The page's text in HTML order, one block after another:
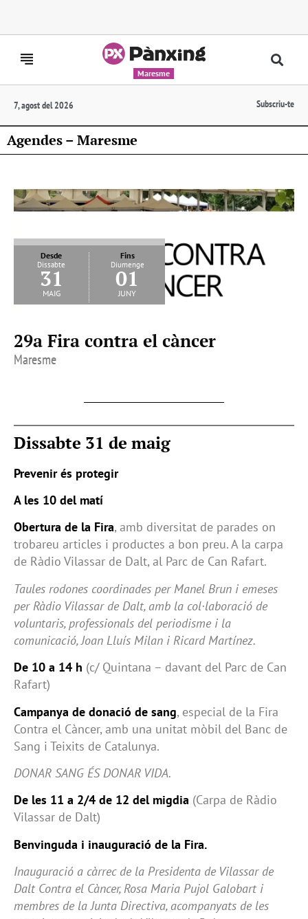
Maresme
7, agost del 2026 Subscriu-te
Agendes – Maresme
Desde
Dissabte
31
maig
Fins
Diumenge
01
juny
29a Fira contra el càncer
Maresme
Dissabte 31 de maig
Prevenir és protegir
A les 10 del matí
Obertura de la Fira, amb diversitat de parades on
trobareu articles i productes a bon preu. A la carpa
de Ràdio Vilassar de Dalt, al Parc de Can Rafart.
Taules rodones coordinades per Manel Brun i emeses
per Ràdio Vilassar de Dalt, amb la col·laboració de
voluntaris, professionals del periodisme i la
comunicació, Joan Lluís Milan i Ricard Martínez.
De 10 a 14 h (c/ Quintana – davant del Parc de Can
Rafart)
Campanya de donació de sang, especial de la Fira
Contra el Càncer, amb una unitat mòbil del Banc de
Sang i Teixits de Catalunya.
DONAR SANG ÉS DONAR VIDA.
De les 11 a 2/4 de 12 del migdia (Carpa de Ràdio
Vilassar de Dalt)
Benvinguda i inauguració de la Fira.
Inauguració a càrrec de la Presidenta de Vilassar de
Dalt Contra el Càncer, Rosa Maria Pujol Galobart i
membres de la Junta Directiva, acompanyats de les